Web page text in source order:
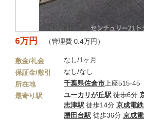
6万円 （管理費 0.4万円）
敷金/礼金
なし/1ヶ月
保証金/敷引
なし/なし
所在地
千葉県佐倉市 上座515-45
最寄り駅
ユーカリが丘駅 徒歩6分
志津駅 徒歩14分 京成電
勝田台駅 徒歩36分 京成